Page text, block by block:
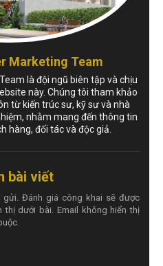
Marketing Team
là đội ngũ biên tập và chịu
này. Chúng tôi tham khảo
từ kiến trúc sư, kỹ sư và nhà
nhằm mang đến thông tin
hàng, đối tác và độc giả.
bài viết
gửi. Đánh giá công khai sẽ được
thị dưới bài. Email không hiển thị